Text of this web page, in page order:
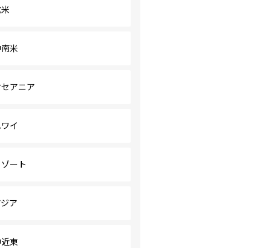
米
アニア
イ
ート
ア
東